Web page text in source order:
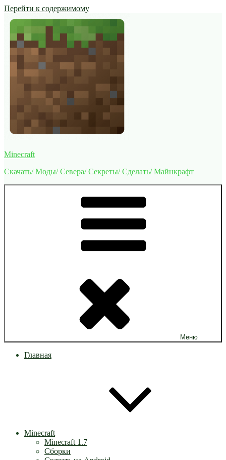
Перейти к содержимому
Minecraft
Скачать/ Моды/ Севера/ Секреты/ Сделать/ Майнкрафт
Меню
Главная
Minecraft
Minecraft 1.7
Сборки